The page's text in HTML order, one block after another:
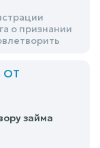
о признании
ОТ
займа